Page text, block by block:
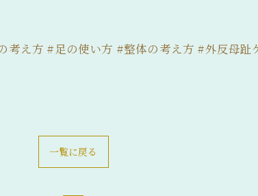
え方 #足の使い方 #整体の考え方 #外反母
一覧に戻る